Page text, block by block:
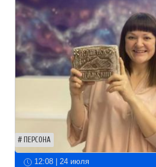
ПЕРСОНА
12:08 | 24 июля